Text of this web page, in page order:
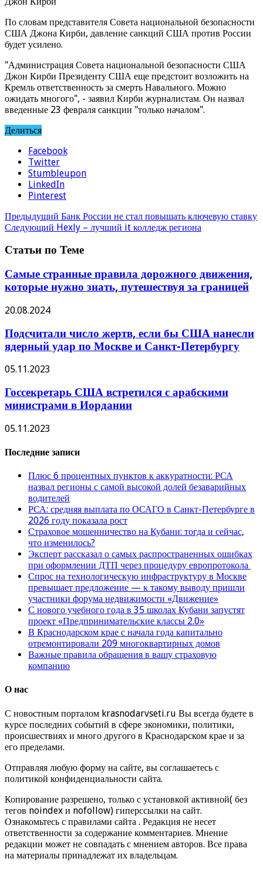
По словам представителя Совета национальной безопасности
США Джона Кирби, давление санкций США против России
будет усилено.
"Администрация Совета национальной безопасности США
Джон Кирби Президенту США еще предстоит возложить на
Кремль ответственность за смерть Навального. Можно
ожидать многого", - заявил Кирби журналистам. Он назвал
введенные 23 февраля санкции "только началом".
Делиться
Facebook
Twitter
Stumbleupon
LinkedIn
Pinterest
Предыдущий Банк России не стал повышать ключевую ставку
Следующий Hexly – лучший it колледж региона
Статьи по Теме
Самые странные правила дорожного движения,
которые нужно знать, путешествуя за границей
20.08.2024
Подсчитали число жертв, если бы США нанесли
ядерный удар по Москве и Санкт-Петербургу
05.11.2023
Госсекретарь США встретился с арабскими
министрами в Иордании
05.11.2023
Последние записи
Плюс 6 процентных пунктов к аккуратности: РСА
назвал регионы с самой высокой долей безаварийных
водителей
РСА: средняя выплата по ОСАГО в Санкт-Петербурге в
2026 году показала рост
Страховое мошенничество на Кубани: тогда и сейчас,
что изменилось?
Эксперт рассказал о самых распространенных ошибках
при оформлении ДТП через процедуру европротокола
Спрос на технологическую инфраструктуру в Москве
превышает предложение — к такому выводу пришли
участники форума недвижимости «Движение»
С нового учебного года в 35 школах Кубани запустят
проект «Предпринимательские классы 2.0»
В Краснодарском крае с начала года капитально
отремонтировали 209 многоквартирных домов
Важные правила обращения в вашу страховую
компанию
О нас
С новостным порталом krasnodarvseti.ru Вы всегда будете в
курсе последних событий в сфере экономики, политики,
происшествиях и много другого в Краснодарском крае и за
его пределами.
Отправляя любую форму на сайте, вы соглашаетесь с
политикой конфиденциальности сайта.
Копирование разрешено, только с установкой активной( без
тегов noindex и nofollow) гиперссылки на сайт.
Ознакомьтесь с правилами сайта . Редакция не несет
ответственности за содержание комментариев. Мнение
редакции может не совпадать с мнением авторов. Все права
на материалы принадлежат их владельцам.